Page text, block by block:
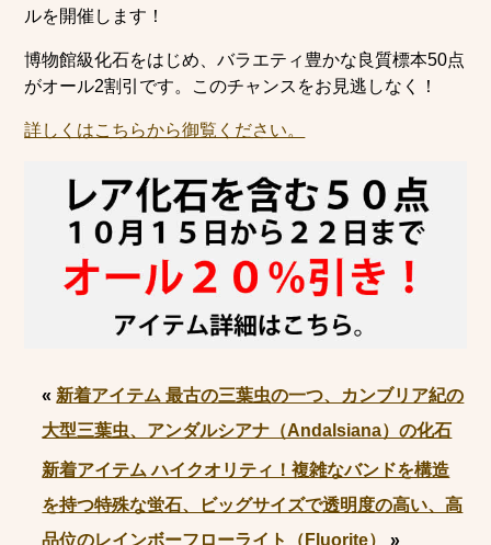
ルを開催します！
博物館級化石をはじめ、バラエティ豊かな良質標本50点
がオール2割引です。このチャンスをお見逃しなく！
詳しくはこちらから御覧ください。
« 新着アイテム 最古の三葉虫の一つ、カンブリア紀の
大型三葉虫、アンダルシアナ（Andalsiana）の化石
新着アイテム ハイクオリティ！複雑なバンドを構造
を持つ特殊な蛍石、ビッグサイズで透明度の高い、高
品位のレインボーフローライト（Fluorite）
»